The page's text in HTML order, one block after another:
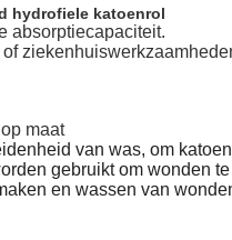
hydrofiele katoenrol
absorptiecapaciteit.
maat
van was, om
gebruikt om wonden
en wassen van